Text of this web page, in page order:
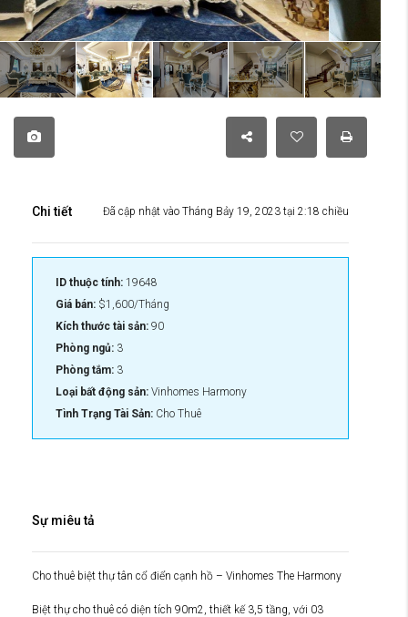
Chi tiết Đã cập nhật vào Tháng Bảy 19, 2023 tại 2:18 chiều
ID thuộc tính: 19648
Giá bán: $1,600/Tháng
Kích thước tài sản: 90
Phòng ngủ: 3
Phòng tắm: 3
Loại bất động sản: Vinhomes Harmony
Tình Trạng Tài Sản: Cho Thuê
Sự miêu tả
Cho thuê biệt thự tân cổ điển cạnh hồ – Vinhomes The Harmony
Biệt thự cho thuê có diện tích 90m2, thiết kế 3,5 tầng, với 03